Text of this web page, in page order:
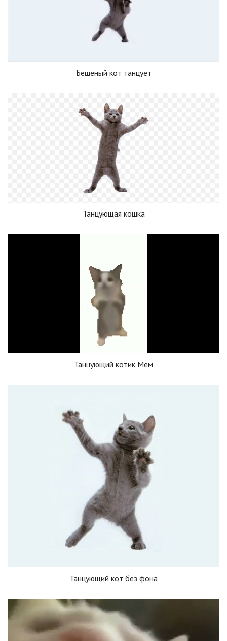
Бешеный кот танцует
Танцующая кошка
Танцующий котик Мем
Танцующий кот без фона